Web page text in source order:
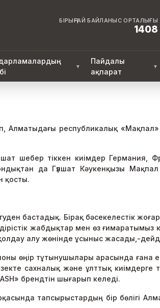
БІРЫҢҒАЙ БАЙЛАНЫС ОРТАЛЫҒЫ
1408
▼
Пайдалы
ақпарат
▼
Алматыдағы республикалық
шебер тіккен киімдер Германия,
да Гүлшат Кәукенқызы Мақпал
қосты.
бастадық. Бірақ бәсекелестік
жабдықтар мен өз
алу жөнінде ұсыныс жасады,-
өңір тұтынушылары арасында ғана
сахналық және ұлттық киімдерге
брендтін шығарып келеді.
тапсырыстардың бір бөлігі